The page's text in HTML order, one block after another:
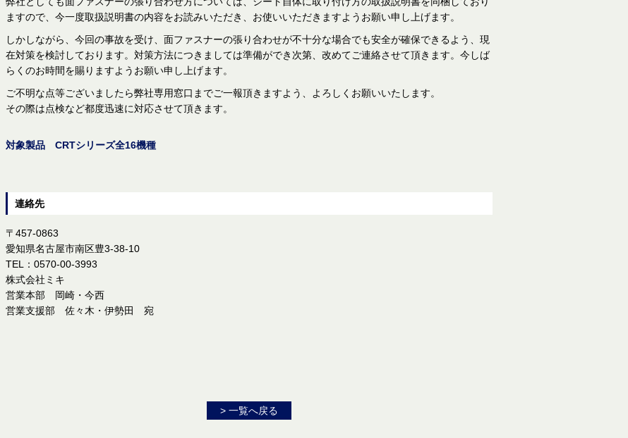
ますので、今一度取扱説明書の内容をお読みいただき、お使いいただきますようお願い申し上げます。
しかしながら、今回の事故を受け、面ファスナーの張り合わせが不十分な場合でも安全が確保できるよう、現
在対策を検討しております。対策方法につきましては準備ができ次第、改めてご連絡させて頂きます。今しば
らくのお時間を賜りますようお願い申し上げます。
ご不明な点等ございましたら弊社専用窓口までご一報頂きますよう、よろしくお願いいたします。
その際は点検など都度迅速に対応させて頂きます。
対象製品 CRTシリーズ全16機種
連絡先
〒457-0863
愛知県名古屋市南区豊3-38-10
TEL：0570-00-3993
株式会社ミキ
営業本部 岡崎・今西
営業支援部 佐々木・伊勢田 宛
> 一覧へ戻る